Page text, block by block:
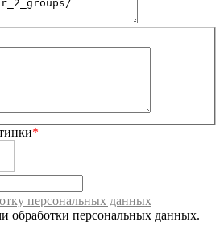
*
персональных данных
обработки персональных данных.